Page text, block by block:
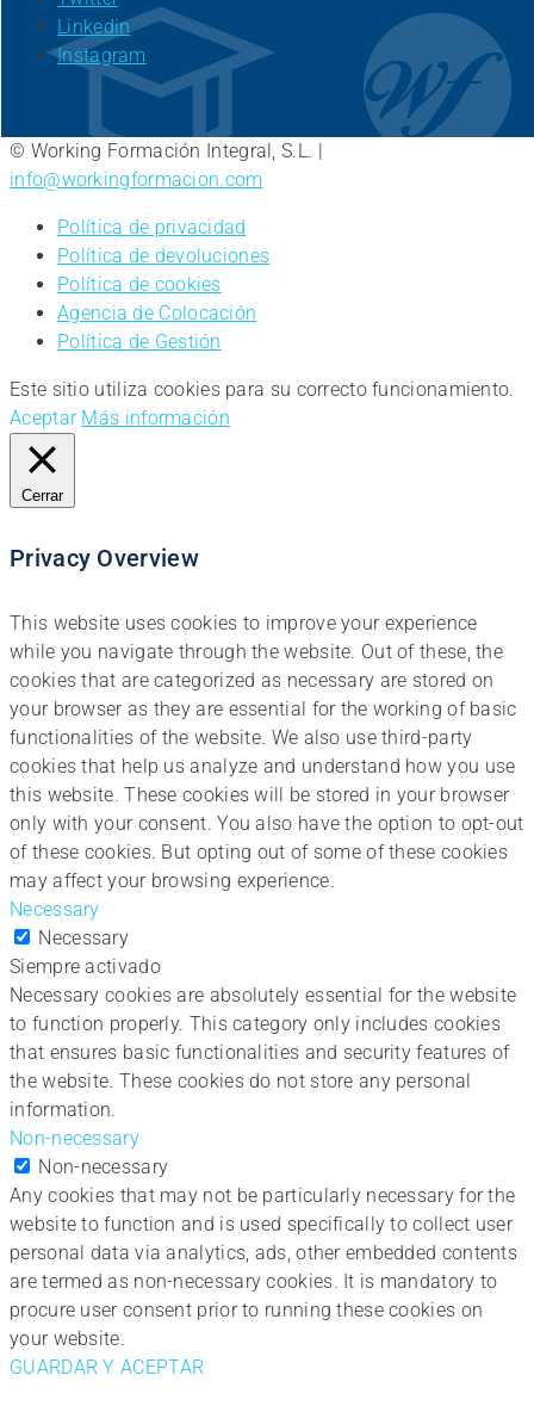
Linkedin
Instagram
© Working Formación Integral, S.L. |
info@workingformacion.com
Política de privacidad
Política de devoluciones
Política de cookies
Agencia de Colocación
Política de Gestión
Este sitio utiliza cookies para su correcto funcionamiento.
Aceptar Más información
Cerrar
Privacy Overview
This website uses cookies to improve your experience
while you navigate through the website. Out of these, the
cookies that are categorized as necessary are stored on
your browser as they are essential for the working of basic
functionalities of the website. We also use third-party
cookies that help us analyze and understand how you use
this website. These cookies will be stored in your browser
only with your consent. You also have the option to opt-out
of these cookies. But opting out of some of these cookies
may affect your browsing experience.
Necessary
Necessary
Siempre activado
Necessary cookies are absolutely essential for the website
to function properly. This category only includes cookies
that ensures basic functionalities and security features of
the website. These cookies do not store any personal
information.
Non-necessary
Non-necessary
Any cookies that may not be particularly necessary for the
website to function and is used specifically to collect user
personal data via analytics, ads, other embedded contents
are termed as non-necessary cookies. It is mandatory to
procure user consent prior to running these cookies on
your website.
GUARDAR Y ACEPTAR